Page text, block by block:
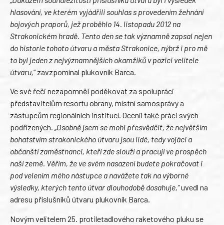
hlasování, ve kterém vyjádřili souhlas s provedením žehnání
bojových praporů, jež proběhlo 14. listopadu 2012 na
Strakonickém hradě. Tento den se tak významně zapsal nejen
do historie tohoto útvaru a města Strakonice, nýbrž i pro mě
to byl jeden z nejvýznamnějších okamžiků v pozici velitele
útvaru,“ zavzpomínal plukovník Barca.
Ve své řeči nezapomněl poděkovat za spolupráci
představitelům resortu obrany, místní samosprávy a
zástupcům regionálních institucí. Ocenil také práci svých
podřízených. „Osobně jsem se mohl přesvědčit, že největším
bohatstvím strakonického útvaru jsou lidé, tedy vojáci a
občanští zaměstnanci, kteří zde slouží a pracují ve prospěch
naší země. Věřím, že ve svém nasazení budete pokračovat i
pod velením mého nástupce a navážete tak na výborné
výsledky, kterých tento útvar dlouhodobě dosahuje,“uvedl na
adresu příslušníků útvaru plukovník Barca.
Novým velitelem 25. protiletadlového raketového pluku se